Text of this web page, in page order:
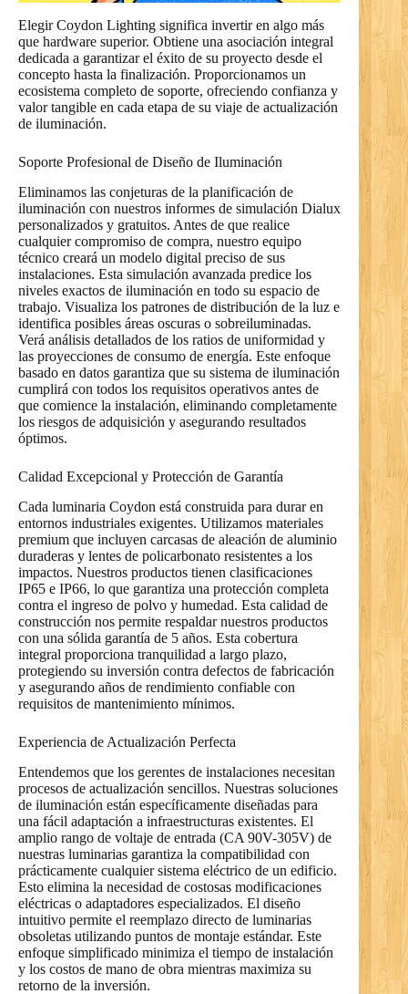
Elegir Coydon Lighting significa invertir en algo más
que hardware superior. Obtiene una asociación integral
dedicada a garantizar el éxito de su proyecto desde el
concepto hasta la finalización. Proporcionamos un
ecosistema completo de soporte, ofreciendo confianza y
valor tangible en cada etapa de su viaje de actualización
de iluminación.
Soporte Profesional de Diseño de Iluminación
Eliminamos las conjeturas de la planificación de
iluminación con nuestros informes de simulación Dialux
personalizados y gratuitos. Antes de que realice
cualquier compromiso de compra, nuestro equipo
técnico creará un modelo digital preciso de sus
instalaciones. Esta simulación avanzada predice los
niveles exactos de iluminación en todo su espacio de
trabajo. Visualiza los patrones de distribución de la luz e
identifica posibles áreas oscuras o sobreiluminadas.
Verá análisis detallados de los ratios de uniformidad y
las proyecciones de consumo de energía. Este enfoque
basado en datos garantiza que su sistema de iluminación
cumplirá con todos los requisitos operativos antes de
que comience la instalación, eliminando completamente
los riesgos de adquisición y asegurando resultados
óptimos.
Calidad Excepcional y Protección de Garantía
Cada luminaria Coydon está construida para durar en
entornos industriales exigentes. Utilizamos materiales
premium que incluyen carcasas de aleación de aluminio
duraderas y lentes de policarbonato resistentes a los
impactos. Nuestros productos tienen clasificaciones
IP65 e IP66, lo que garantiza una protección completa
contra el ingreso de polvo y humedad. Esta calidad de
construcción nos permite respaldar nuestros productos
con una sólida garantía de 5 años. Esta cobertura
integral proporciona tranquilidad a largo plazo,
protegiendo su inversión contra defectos de fabricación
y asegurando años de rendimiento confiable con
requisitos de mantenimiento mínimos.
Experiencia de Actualización Perfecta
Entendemos que los gerentes de instalaciones necesitan
procesos de actualización sencillos. Nuestras soluciones
de iluminación están específicamente diseñadas para
una fácil adaptación a infraestructuras existentes. El
amplio rango de voltaje de entrada (CA 90V-305V) de
nuestras luminarias garantiza la compatibilidad con
prácticamente cualquier sistema eléctrico de un edificio.
Esto elimina la necesidad de costosas modificaciones
eléctricas o adaptadores especializados. El diseño
intuitivo permite el reemplazo directo de luminarias
obsoletas utilizando puntos de montaje estándar. Este
enfoque simplificado minimiza el tiempo de instalación
y los costos de mano de obra mientras maximiza su
retorno de la inversión.